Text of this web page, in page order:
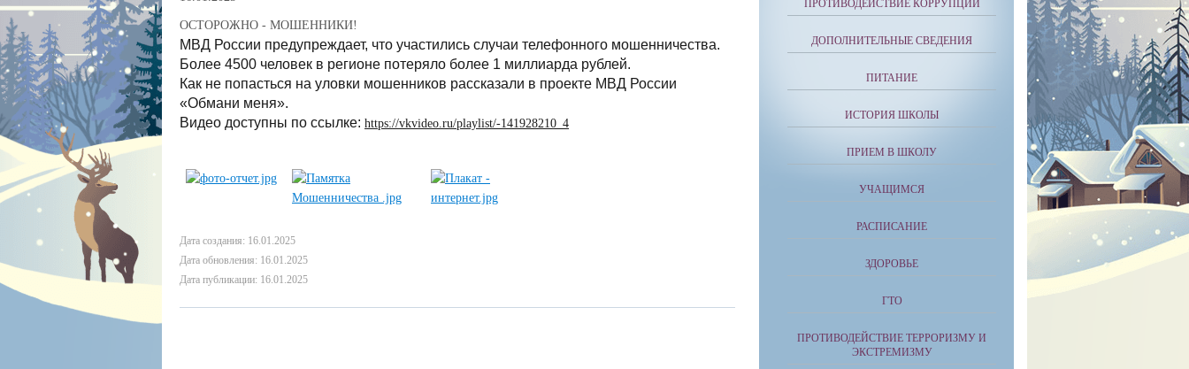
ОСТОРОЖНО - МОШЕННИКИ!
МВД России предупреждает, что участились случаи телефонного мошенничества.
Более 4500 человек в регионе потеряло более 1 миллиарда рублей.
Как не попасться на уловки мошенников рассказали в проекте МВД России
«Обмани меня».
Видео доступны по ссылке: https://vkvideo.ru/playlist/-141928210_4
Дата создания: 16.01.2025
Дата обновления: 16.01.2025
Дата публикации: 16.01.2025
ПРОТИВОДЕЙСТВИЕ КОРРУПЦИИ
ДОПОЛНИТЕЛЬНЫЕ СВЕДЕНИЯ
ПИТАНИЕ
ИСТОРИЯ ШКОЛЫ
ПРИЕМ В ШКОЛУ
УЧАЩИМСЯ
РАСПИСАНИЕ
ЗДОРОВЬЕ
ГТО
ПРОТИВОДЕЙСТВИЕ ТЕРРОРИЗМУ И
ЭКСТРЕМИЗМУ